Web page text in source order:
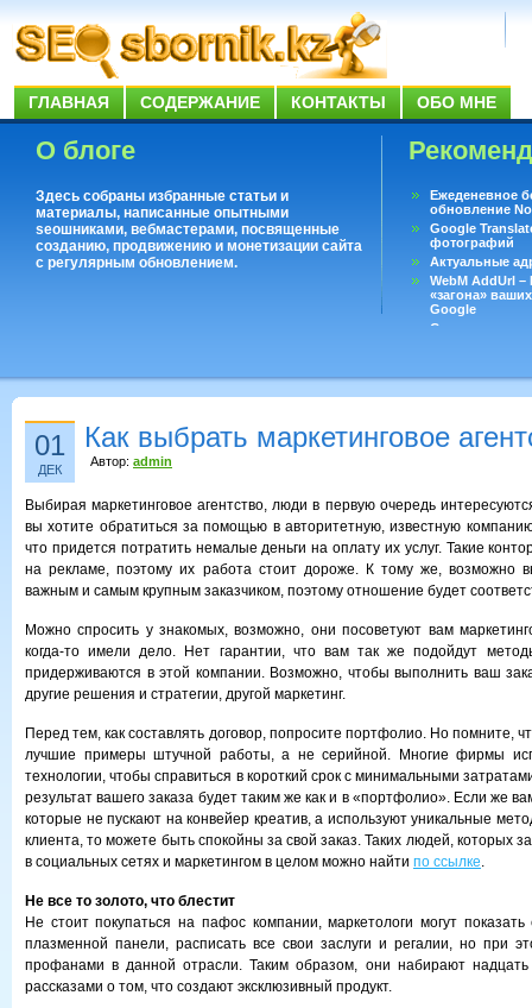
ГЛАВНАЯ СОДЕРЖАНИЕ КОНТАКТЫ ОБО МНЕ
О блоге
Здесь собраны избранные статьи и
материалы, написанные опытными
seoшниками, вебмастерами, посвященные
созданию, продвижению и монетизации сайта
с регулярным обновлением.
Ежеденевное
обновление
Google
фотографий
Актуальные
WebM AddUrl
«загона»
Google
Существует
01
ДЕК
Как выбрать маркетинговое
Автор: admin
Выбирая маркетинговое агентство, люди в первую очередь
вы хотите обратиться за помощью в авторитетную, известную
что придется потратить немалые деньги на оплату их услуг. Такие
на рекламе, поэтому их работа стоит дороже. К тому же, возможно
важным и самым крупным заказчиком, поэтому отношение будет
Можно спросить у знакомых, возможно, они посоветуют вам
когда-то имели дело. Нет гарантии, что вам так же подойдут
придерживаются в этой компании. Возможно, чтобы выполнить ваш
другие решения и стратегии, другой маркетинг.
Перед тем, как составлять договор, попросите портфолио. Но помните,
лучшие примеры штучной работы, а не серийной. Многие фирмы
технологии, чтобы справиться в короткий срок с минимальными
результат вашего заказа будет таким же как и в «портфолио». Если же
которые не пускают на конвейер креатив, а используют уникальные
клиента, то можете быть спокойны за свой заказ. Таких людей, которых
в социальных сетях и маркетингом в целом можно найти по ссылке.
Не все то золото, что блестит
Не стоит покупаться на пафос компании, маркетологи могут
плазменной панели, расписать все свои заслуги и регалии, но при
профанами в данной отрасли. Таким образом, они набирают
рассказами о том, что создают эксклюзивный продукт.